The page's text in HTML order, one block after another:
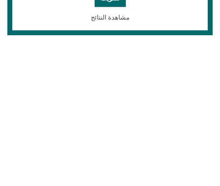
مشاهدة النتائج